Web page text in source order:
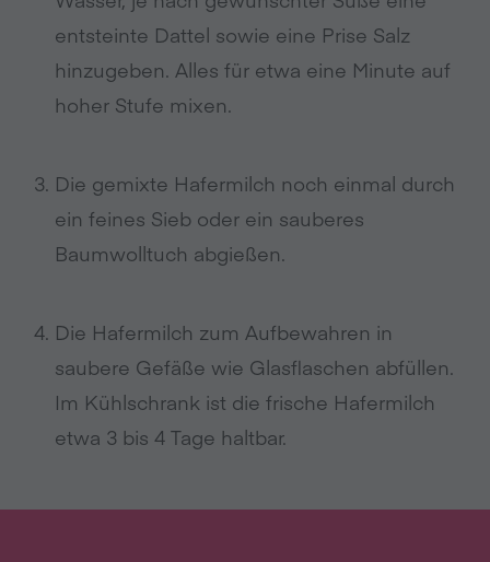
entsteinte Dattel sowie eine Prise Salz
hinzugeben. Alles für etwa eine Minute auf
hoher Stufe mixen.
Die gemixte Hafermilch noch einmal durch
ein feines Sieb oder ein sauberes
Baumwolltuch abgießen.
Die Hafermilch zum Aufbewahren in
saubere Gefäße wie Glasflaschen abfüllen.
Im Kühlschrank ist die frische Hafermilch
etwa 3 bis 4 Tage haltbar.